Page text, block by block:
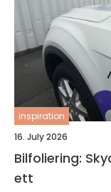
inspiration
16. July 2026
Bilfoliering:
ett